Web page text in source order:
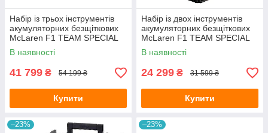
Набір із трьох інструментів
акумуляторних безщіткових
McLaren F1 TEAM SPECIAL
EDITION DeWALT
DCK3222MP2T
В наявності
41 799 ₴ 54 199 ₴
Купити
Набір із двох інструментів
акумуляторних безщіткових
McLaren F1 TEAM SPECIAL
EDITION DeWALT
DCK2222MM2T
В наявності
24 299 ₴ 31 599 ₴
Купити
–23% –23%